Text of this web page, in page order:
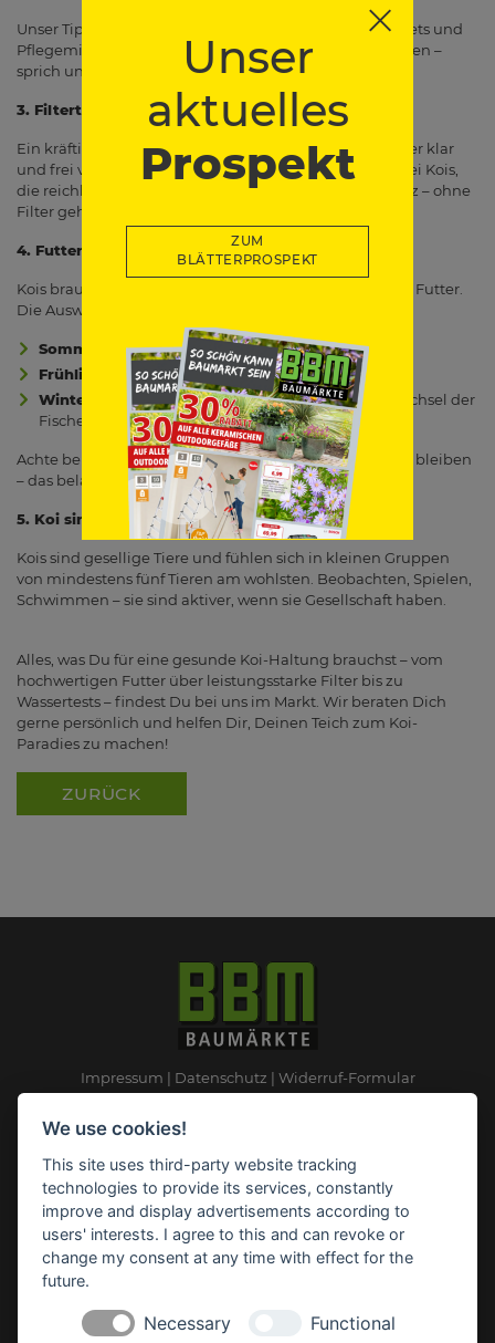
Unser
aktuelles
Prospekt
ZUM
BLÄTTERPROSPEKT
Unser Tipp: Bei uns findest Du praktische Wassertest-Sets und
Pflegemittel, um die Wasserqualität im Blick zu behalten –
sprich uns gerne an!
3. Filtertechnik – sauber muss es sein
Ein kräftiger Teichfilter mit UVC-Klärer hält das Wasser klar
und frei von Algen und schädlichen Keimen. Gerade bei Kois,
die reichlich Futter brauchen, entsteht schnell Schmutz – ohne
Filter geht es nicht.
4. Futter – mit Qualität zum gesunden Koi
Kois brauchen nährstoffreiches, speziell abgestimmtes Futter.
Die Auswahl hängt auch von der Jahreszeit ab:
Sommer:
eiweißreiches Futter für Wachstum
Frühling/Herbst:leicht verdauliches Futter
Winter:
kaum oder gar nicht füttern, da der Stoffwechsel der
Fische stark herunterfährt
Achte beim Füttern darauf, dass keine Reste im Wasser bleiben
– das belastet die Wasserqualität.
5. Koi sind keine Einzelgänger
Kois sind gesellige Tiere und fühlen sich in kleinen Gruppen
von mindestens fünf Tieren am wohlsten. Beobachten, Spielen,
Schwimmen – sie sind aktiver, wenn sie Gesellschaft haben.
Alles, was Du für eine gesunde Koi-Haltung brauchst – vom
hochwertigen Futter über leistungsstarke Filter bis zu
Wassertests – findest Du bei uns im Markt. Wir beraten Dich
gerne persönlich und helfen Dir, Deinen Teich zum Koi-
Paradies zu machen!
ZURÜCK
Impressum Datenschutz Widerruf-Formular
BBM Baumarkt Ganderkesee
Rudolf-Diesel-Straße 2
27777 Ganderkesee
Telefon: 04222 94 41 0
We use cookies!
This site uses third-party website tracking
technologies to provide its services, constantly
improve and display advertisements according to
users' interests. I agree to this and can revoke or
change my consent at any time with effect for the
future.
Necessary Functional